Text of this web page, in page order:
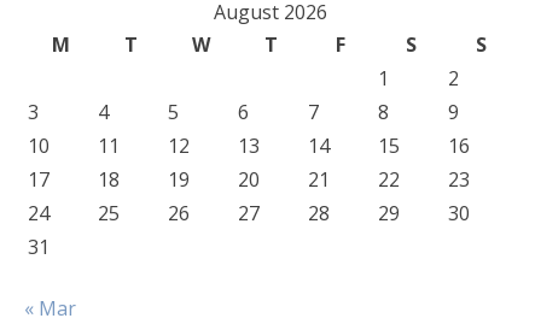
August 2026
M
T W T F S
S
1
2
3
4 5 6 7 8
9
10
11 12 13 14 15
16
17
18 19 20 21 22
23
24
25 26 27 28 29
30
31
« Mar